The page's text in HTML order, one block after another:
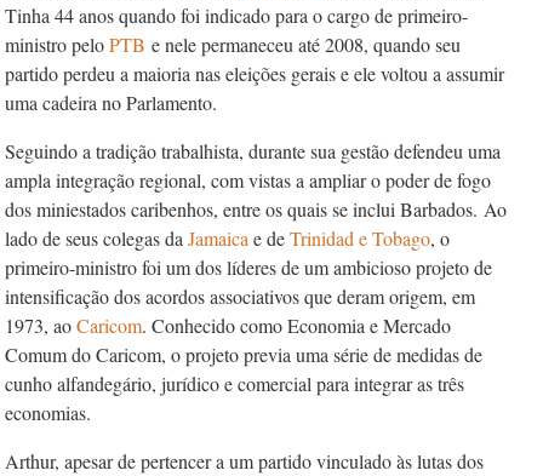
Tinha 44 anos quando foi indicado para o cargo de primeiro-
ministro peloPTB e nele permaneceu até 2008, quando seu
partido perdeu a maioria nas eleições gerais e ele voltou a assumir
uma cadeira no Parlamento.
Seguindo a tradição trabalhista, durante sua gestão defendeu uma
ampla integração regional, com vistas a ampliar o poder de fogo
dos miniestados caribenhos, entre os quais se inclui Barbados. Ao
lado de seus colegas da Jamaica e deTrinidad e Tobago, o
primeiro-ministro foi um dos líderes de um ambicioso projeto de
intensificação dos acordos associativos que deram origem, em
1973, aoCaricom. Conhecido como Economia e Mercado
Comum do Caricom, o projeto previa uma série de medidas de
cunho alfandegário, jurídico e comercial para integrar as três
economias.
Arthur, apesar de pertencer a um partido vinculado às lutas dos